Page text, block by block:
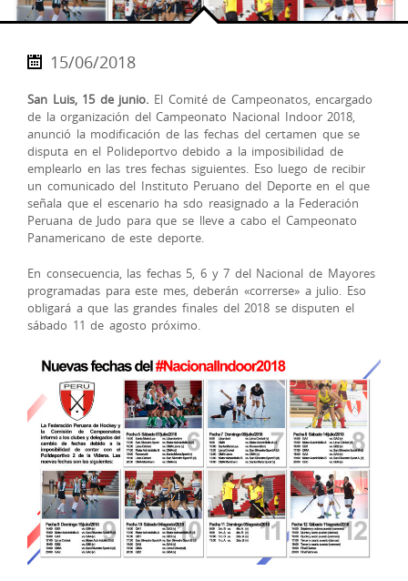
15/06/2018
San Luis, 15 de junio. El Comité de Campeonatos, encargado
de la organización del Campeonato Nacional Indoor 2018,
anunció la modificación de las fechas del certamen que se
disputa en el Polideportvo debido a la imposibilidad de
emplearlo en las tres fechas siguientes. Eso luego de recibir
un comunicado del Instituto Peruano del Deporte en el que
señala que el escenario ha sdo reasignado a la Federación
Peruana de Judo para que se lleve a cabo el Campeonato
Panamericano de este deporte.
En consecuencia, las fechas 5, 6 y 7 del Nacional de Mayores
programadas para este mes, deberán «correrse» a julio. Eso
obligará a que las grandes finales del 2018 se disputen el
sábado 11 de agosto próximo.